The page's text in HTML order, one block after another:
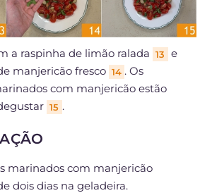
a raspinha de limão ralada 13
e
manjericão fresco 14 . Os
com manjericão estão
15 .
marinados com manjericão
dois dias na geladeira.